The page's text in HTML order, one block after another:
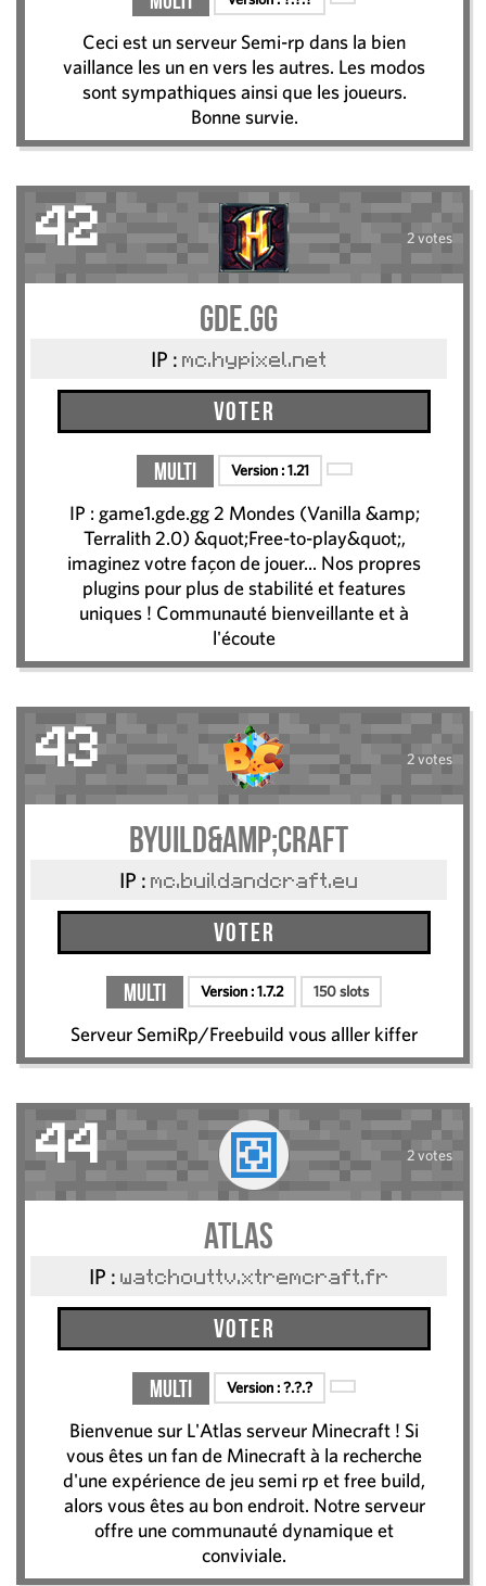
Ceci est un serveur Semi-rp dans la bien
vaillance les un en vers les autres. Les modos
sont sympathiques ainsi que les joueurs.
Bonne survie.
42 2 votes
GDE.GG
IP : mc.hypixel.net
Voter
Multi Version :1.21
IP : game1.gde.gg 2 Mondes (Vanilla &amp;
Terralith 2.0) &quot;Free-to-play&quot;,
imaginez votre façon de jouer... Nos propres
plugins pour plus de stabilité et features
uniques ! Communauté bienveillante et à
l'écoute
43 2 votes
Byuild&amp;Craft
IP : mc.buildandcraft.eu
Voter
Multi Version :1.7.2 150 slots
Serveur SemiRp/Freebuild vous alller kiffer
44 2 votes
Atlas
IP : watchouttv.xtremcraft.fr
Voter
Multi Version :?.?.?
Bienvenue sur L'Atlas serveur Minecraft ! Si
vous êtes un fan de Minecraft à la recherche
d'une expérience de jeu semi rp et free build,
alors vous êtes au bon endroit. Notre serveur
offre une communauté dynamique et
conviviale.